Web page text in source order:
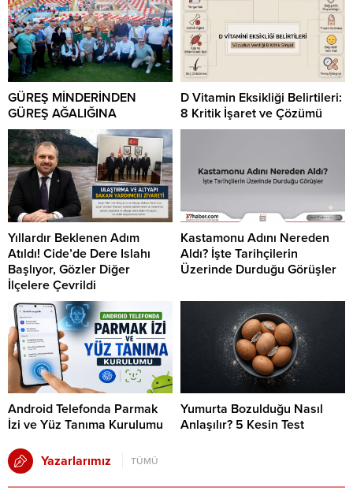
GÜREŞ MİNDERİNDEN
GÜREŞ AĞALIĞINA
D Vitamin Eksikliği Belirtileri:
8 Kritik İşaret ve Çözümü
Yıllardır Beklenen Adım
Atıldı! Cide’de Dere Islahı
Başlıyor, Gözler Diğer
İlçelere Çevrildi
Kastamonu Adını Nereden
Aldı? İşte Tarihçilerin
Üzerinde Durduğu Görüşler
Android Telefonda Parmak
İzi ve Yüz Tanıma Kurulumu
Yumurta Bozulduğu Nasıl
Anlaşılır? 5 Kesin Test
Yazarlarımız TÜMÜ